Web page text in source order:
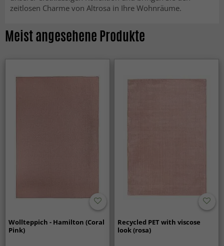
zeitlosen Charme von Altrosa in Ihre Wohnräume.
Meist angesehene Produkte
Wollteppich - Hamilton (Coral
Pink)
Recycled PET with viscose
look (rosa)